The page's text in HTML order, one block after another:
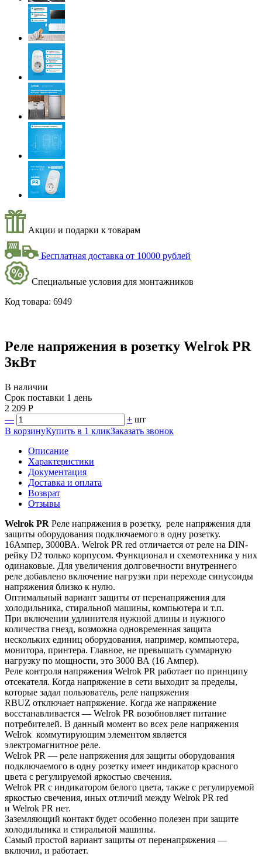
Акции и подарки к товарам
Бесплатная доставка от 10000 рублей
Специальные условия для монтажников
Код товара: 6949
Реле напряжения в розетку Welrok PR
3кВт
В наличии
Срок поставки 1 день
2 209 Р
—
+ шт
В корзинуКупить в 1 кликЗаказать звонок
Описание
Характеристики
Документация
Доставка и оплата
Возврат
Отзывы
Welrok PR Реле напряжения в розетку, реле напряжения для
защиты оборудования подключаемого в одну розетку.
16Ампер, 3000ВА. Welrok PR red отличается от реле на DIN-
рейку D2 только корпусом. Функционал и схемотехника у них
одинаковые. Для увеличения долговечности внутреннего
реле добавлено включение нагрузки при переходе синусоиды
напряжения близко к нулю.
Оптимальный вариант защиты от перенапряжения для
холодильника, стиральной машины, компьютера и т.п.
При включении удлинителя нужной длины и нужного
количества гнезд, возможна одновременная защита
нескольких единиц оборудования, например, компьютера,
монитора, принтера. Главное, не превышать суммарную
нагрузку по мощности, это 3000 ВА (16 Ампер).
Реле контроля напряжения Welrok PR работает по принципу
отсекателя. Когда напряжение в сети выходит за пределы,
которые задал пользователь, реле напряжения
RBUZ отключает напряжение. Когда же напряжение
восстанавливается — Welrok PR возобновляет питание
потребителей. В данный момент во всех реле напряжения
Welrok коммутирующим элементом является
электромагнитное реле.
Welrok PR — реле напряжения для защиты оборудования
подключаемого в одну розетку имеет индикатор красного
цвета с регулируемой яркостью свечения.
Welrok PR с индикатором белого цвета, также с регулируемой
яркостью свечения, иных отличий между Welrok PR red
и Welrok PR нет.
Заземляющий контакт будет особенно полезен при защите
холодильника и стиральной машины.
Самый простой вариант защиты от перенапряжения —
включил, и работает.